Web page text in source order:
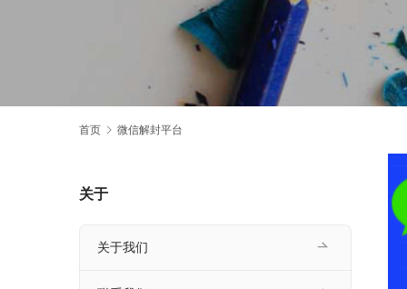
首页 微信解封平台
关于
关于我们